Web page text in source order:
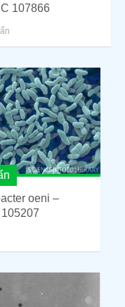
107866
oeni –